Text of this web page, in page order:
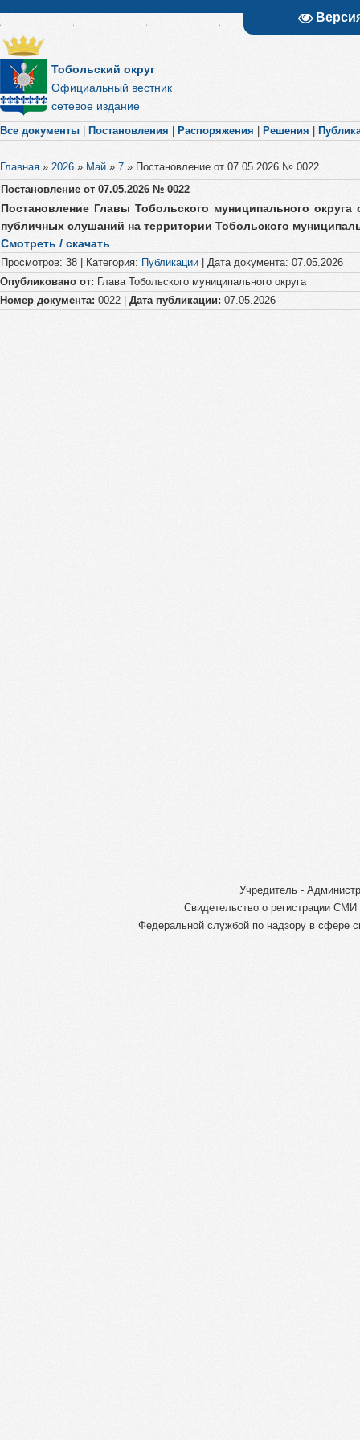
Тобольский округ
Официальный вестник
сетевое издание
Все документы Постановления Распоряжения Решения
Главная » 2026 » Май » 7 » Постановление от 07.05.2026 № 0022
Постановление от 07.05.2026 № 0022
Постановление Главы Тобольского муниципального
публичных слушаний на территории Тобольского
Смотреть / скачать
Просмотров: 38 Категория: Публикации Дата документа: 07.05.2026
Опубликовано от: Глава Тобольского муниципального округа
Номер документа: 0022 | Дата публикации: 07.05.2026
Учредитель -
Свидетельство о регистрации
Федеральной службой по надзору в сфере